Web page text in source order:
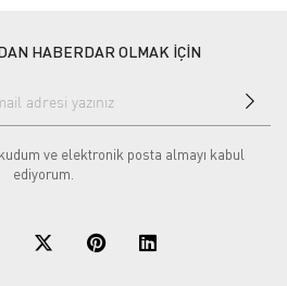
HABERDAR OLMAK İÇİN
ve elektronik posta almayı kabul
ediyorum.